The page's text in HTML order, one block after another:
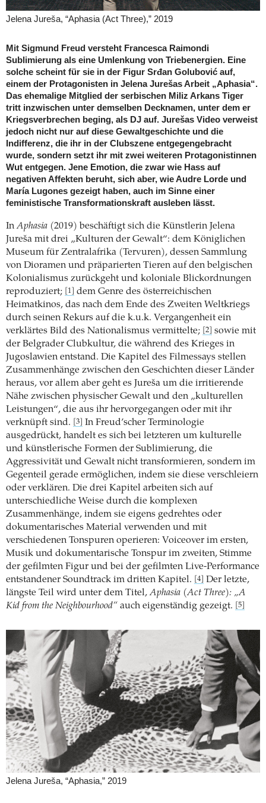
Jelena Jureša, “Aphasia (Act Three),” 2019
Mit Sigmund Freud versteht Francesca Raimondi
Sublimierung als eine Umlenkung von Triebenergien. Eine
solche scheint für sie in der Figur Srđan Golubović auf,
einem der Protagonisten in Jelena Jurešas Arbeit „Aphasia“.
Das ehemalige Mitglied der serbischen Miliz Arkans Tiger
tritt inzwischen unter demselben Decknamen, unter dem er
Kriegsverbrechen beging, als DJ auf. Jurešas Video verweist
jedoch nicht nur auf diese Gewaltgeschichte und die
Indifferenz, die ihr in der Clubszene entgegengebracht
wurde, sondern setzt ihr mit zwei weiteren Protagonistinnen
Wut ­entgegen. Jene Emotion, die zwar wie Hass auf
negativen Affekten beruht, sich aber, wie Audre Lorde und
María ­Lugones gezeigt haben, auch im Sinne einer
feministische ­Transformationskraft ausleben lässt.
InAphasia (2019) beschäftigt sich die Künstlerin Jelena
Jureša mit drei „Kulturen der Gewalt“: dem Königlichen
Museum für Zentralafrika (Tervuren), dessen Sammlung
von Dioramen und präparierten Tieren auf den belgischen
Kolonialismus zurückgeht und koloniale Blickordnungen
reproduziert;
[1]
dem Genre des österreichischen
Heimatkinos, das nach dem Ende des Zweiten Weltkriegs
durch seinen Rekurs auf die k.u.k. Vergangenheit ein
verklärtes Bild des Nationalismus vermittelte;
[2]
sowie mit
der Belgrader Clubkultur, die während des Krieges in
Jugoslawien entstand. Die Kapitel des Filmessays stellen
Zusammenhänge zwischen den Geschichten dieser Länder
heraus, vor allem aber geht es Jureša um die ­irritierende
Nähe zwischen physischer Gewalt und den „kulturellen
Leistungen“, die aus ihr hervorgegangen oder mit ihr
verknüpft sind.
[3]
In Freud’scher Terminologie
ausgedrückt, handelt es sich bei letzteren um kulturelle
und künstlerische Formen der Sublimierung, die
Aggressivität und Gewalt nicht transformieren, sondern im
Gegenteil gerade ermöglichen, indem sie diese verschleiern
oder verklären. Die drei Kapitel arbeiten sich auf
unterschiedliche Weise durch die komplexen
Zusammenhänge, indem sie eigens gedrehtes oder
dokumentarisches Material verwenden und mit
verschiedenen Tonspuren operieren: Voiceover im ersten,
Musik und dokumentarische Tonspur im zweiten, Stimme
der gefilmten Figur und bei der gefilmten Live-­Performance
entstandener Soundtrack im dritten Kapitel.
[4]
Der letzte,
längste Teil wird unter dem Titel,Aphasia (Act Three): „A
Kid from the Neighbourhood“ auch eigenständig gezeigt. [5]
Jelena Jureša, “Aphasia,” 2019